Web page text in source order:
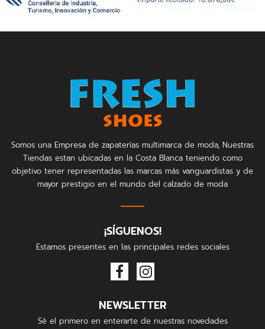
Somos una Empresa de zapaterías multimarca de moda, Nuestras
Tiendas estan ubicadas en la Costa Blanca teniendo como
objetivo tener representadas las marcas más vanguardistas y de
mayor prestigio en el mundo del calzado de moda
¡SÍGUENOS!
Estamos presentes en las principales redes sociales
NEWSLETTER
Sé el primero en enterarte de nuestras novedades